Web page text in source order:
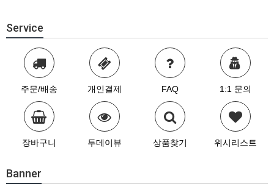
Service
주문/배송 개인결제 FAQ 1:1 문의
장바구니 투데이뷰 상품찾기 위시리스트
Banner